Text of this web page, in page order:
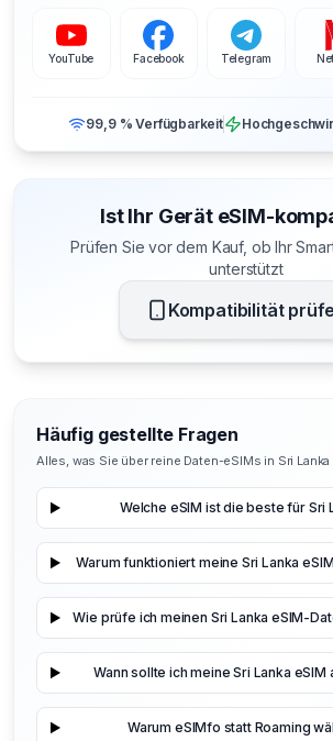
YouTube Facebook Telegram
99,9 % Verfügbarkeit
Ist Ihr Gerät eSIM-
Prüfen Sie vor dem Kauf, ob Ihr
unterstützt
Kompatibilität
Häufig gestellte Fragen
Alles, was Sie über reine Daten-eSIMs in Sri
Welche eSIM ist die beste für Sri
Warum funktioniert meine Sri Lanka
Wie prüfe ich meinen Sri Lanka eSIM-
Wann sollte ich meine Sri Lanka eSIM
Warum eSIMfo statt Roaming